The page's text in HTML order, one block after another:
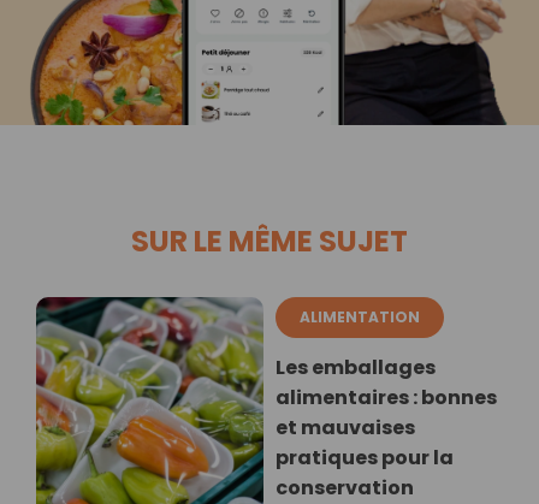
SUR LE MÊME SUJET
ALIMENTATION
Les emballages
alimentaires : bonnes
et mauvaises
pratiques pour la
conservation